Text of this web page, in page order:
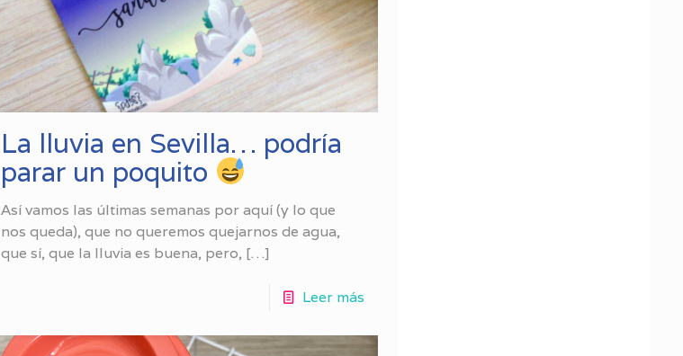
La lluvia en Sevilla… podría
parar un poquito
Así vamos las últimas semanas por aquí (y lo que
nos queda), que no queremos quejarnos de agua,
que sí, que la lluvia es buena, pero, […]
Leer más